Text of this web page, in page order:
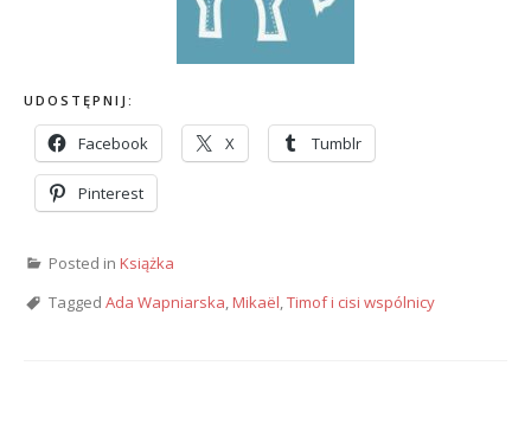
UDOSTĘPNIJ:
Facebook X Tumblr
Pinterest
Posted in Książka
Tagged Ada Wapniarska,Mikaël,Timof i cisi wspólnicy